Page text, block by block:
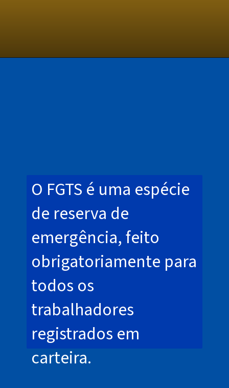
O FGTS é uma espécie
de reserva de
emergência, feito
obrigatoriamente para
todos os
trabalhadores
registrados em
carteira.